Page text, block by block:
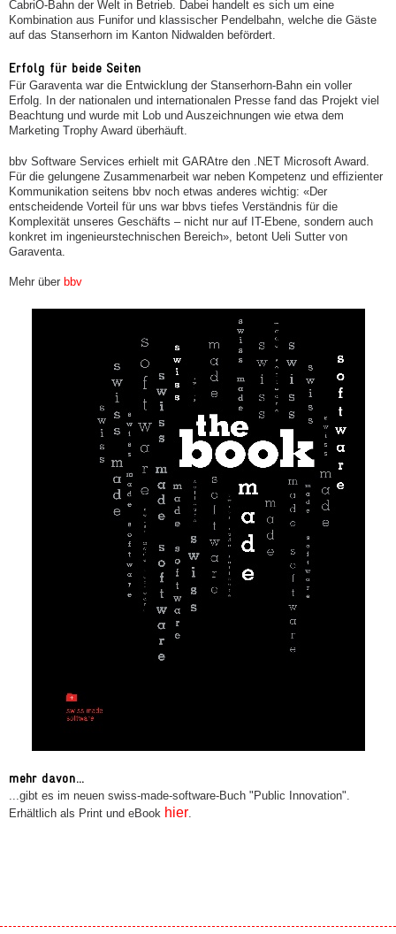
CabriO-Bahn der Welt in Betrieb. Dabei handelt es sich um eine
Kombination aus Funifor und klassischer Pendelbahn, welche die Gäste
auf das Stanserhorn im Kanton Nidwalden befördert.
Erfolg für beide Seiten
Für Garaventa war die Entwicklung der Stanserhorn-Bahn ein voller
Erfolg. In der nationalen und internationalen Presse fand das Projekt viel
Beachtung und wurde mit Lob und Auszeichnungen wie etwa dem
Marketing Trophy Award überhäuft.
bbv Software Services erhielt mit GARAtre den .NET Microsoft Award.
Für die gelungene Zusammenarbeit war neben Kompetenz und effizienter
Kommunikation seitens bbv noch etwas anderes wichtig: «Der
entscheidende Vorteil für uns war bbvs tiefes Verständnis für die
Komplexität unseres Geschäfts – nicht nur auf IT-Ebene, sondern auch
konkret im ingenieurstechnischen Bereich», betont Ueli Sutter von
Garaventa.
Mehr über bbv
mehr davon...
...gibt es im neuen swiss-made-software-Buch "Public Innovation".
Erhältlich als Print und eBook hier.